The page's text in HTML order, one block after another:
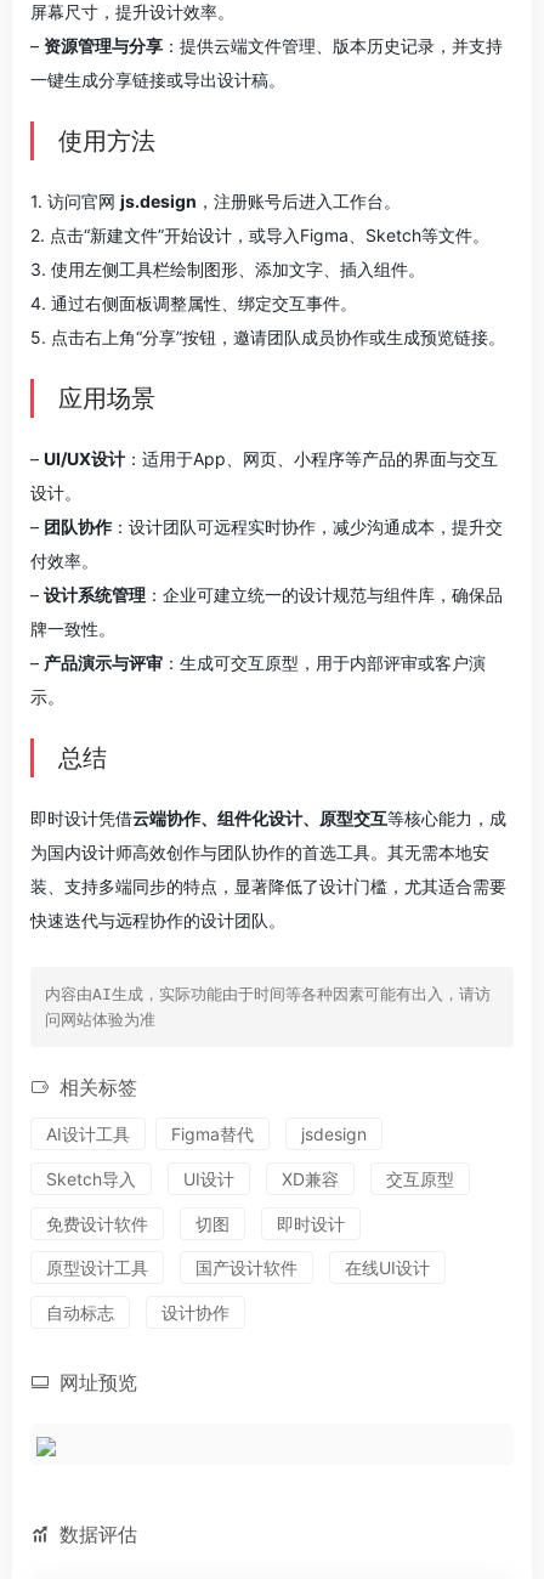
屏幕尺寸，提升设计效率。
– 资源管理与分享 ：提供云端文件管理、版本历史记录，并支持
一键生成分享链接或导出设计稿。
使用方法
1. 访问官网 js.design ，注册账号后进入工作台。
2. 点击“新建文件”开始设计，或导入Figma、Sketch等文件。
3. 使用左侧工具栏绘制图形、添加文字、插入组件。
4. 通过右侧面板调整属性、绑定交互事件。
5. 点击右上角“分享”按钮，邀请团队成员协作或生成预览链接。
应用场景
– UI/UX设计 ：适用于App、网页、小程序等产品的界面与交互
设计。
– 团队协作 ：设计团队可远程实时协作，减少沟通成本，提升交
付效率。
– 设计系统管理 ：企业可建立统一的设计规范与组件库，确保品
牌一致性。
– 产品演示与评审 ：生成可交互原型，用于内部评审或客户演
示。
总结
即时设计凭借云端协作、组件化设计、原型交互等核心能力，成
为国内设计师高效创作与团队协作的首选工具。其无需本地安
装、支持多端同步的特点，显著降低了设计门槛，尤其适合需要
快速迭代与远程协作的设计团队。
内容由AI生成，实际功能由于时间等各种因素可能有出入，请访
问网站体验为准
相关标签
AI设计工具 Figma替代 jsdesign
Sketch导入 UI设计 XD兼容 交互原型
免费设计软件 切图 即时设计
原型设计工具 国产设计软件 在线UI设计
自动标志 设计协作
网址预览
数据评估